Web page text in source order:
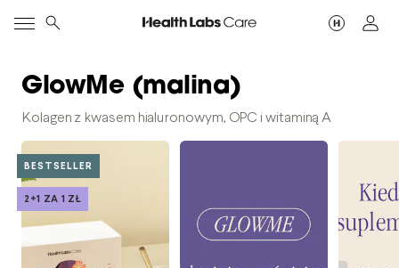
Kolagen z kwasem hialuronowym, OPC i witaminą A
GlowMe (malina)
BESTSELLER
2+1 ZA 1 ZŁ